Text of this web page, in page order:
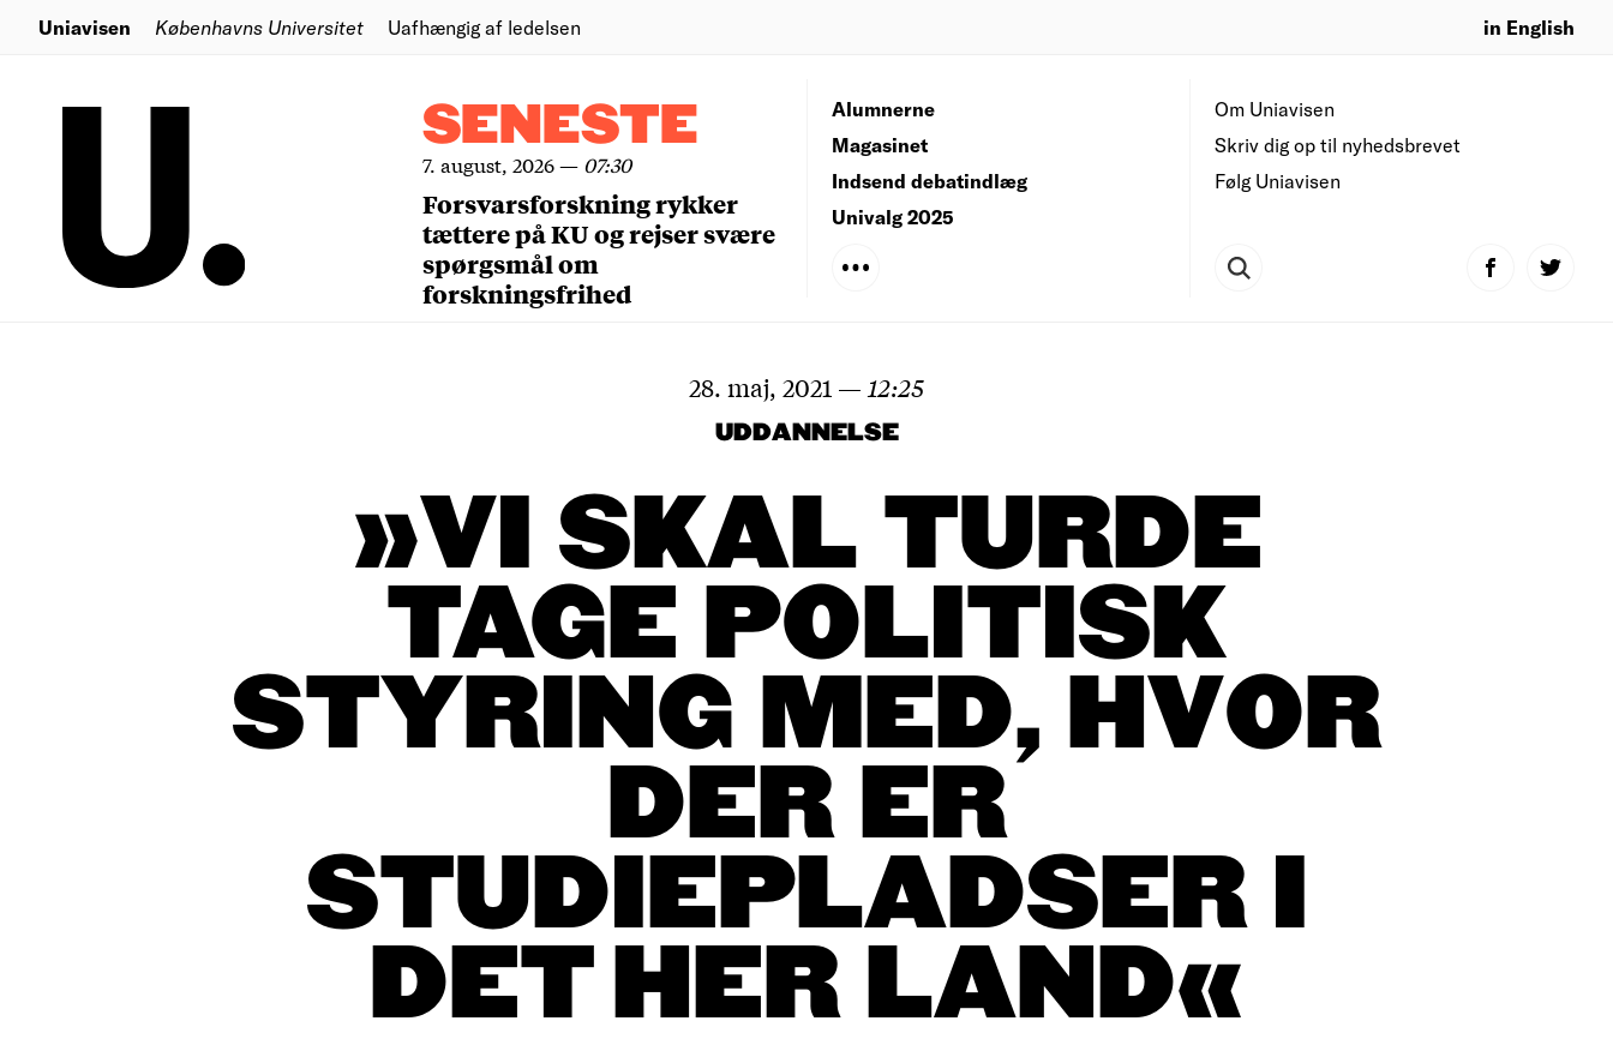
Uniavisen Københavns Universitet Uafhængig af ledelsen in English
SENESTE
7. august, 2026— 07:30
Forsvarsforskning rykker
tættere på KU og rejser svære
spørgsmål om
forskningsfrihed
Om Uniavisen
Skriv dig op til nyhedsbrevet
Følg Uniavisen
Alumnerne
Magasinet
Indsend debatindlæg
Univalg 2025
28. maj, 2021 — 12:25
UDDANNELSE
»VI SKAL TURDE
TAGE POLITISK
STYRING MED, HVOR
DER ER
STUDIEPLADSER I
DET HER LAND«